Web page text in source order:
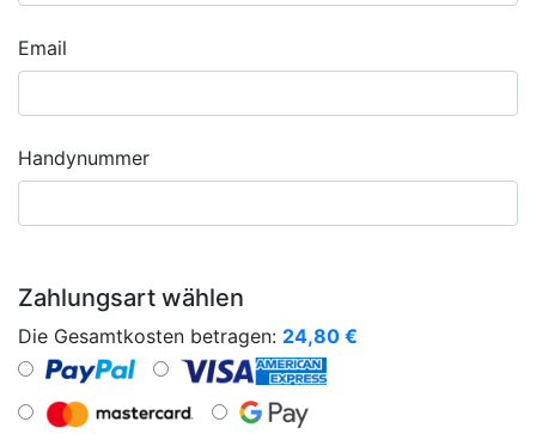
Email
Handynummer
Zahlungsart wählen
Die Gesamtkosten betragen: 24,80 €